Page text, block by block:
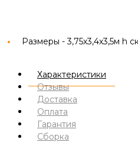
Размеры -3,75х3,4х3,5м h
Характеристики
Отзывы
Доставка
Оплата
Гарантия
Сборка